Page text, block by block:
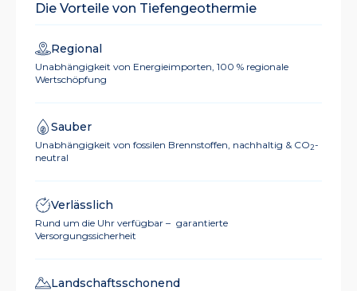
Die Vorteile von Tiefengeothermie
Regional
Unabhängigkeit von Energieimporten, 100 % regionale
Wertschöpfung
Sauber
Unabhängigkeit von fossilen Brennstoffen, nachhaltig & CO2-
neutral
Verlässlich
Rund um die Uhr verfügbar – garantierte
Versorgungssicherheit
Landschaftsschonend